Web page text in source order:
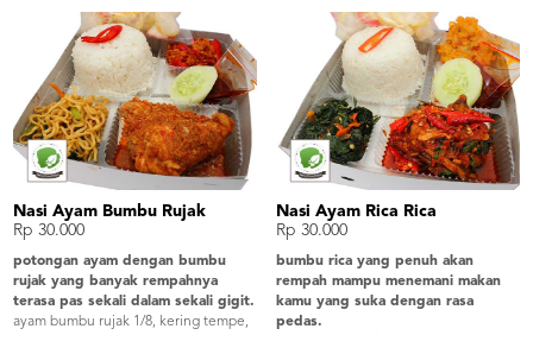
Nasi Ayam Bumbu Rujak
Rp 30.000
potongan ayam dengan bumbu
rujak yang banyak rempahnya
terasa pas sekali dalam sekali gigit.
ayam bumbu rujak 1/8, kering tempe,
Nasi Ayam Rica Rica
Rp 30.000
bumbu rica yang penuh akan
rempah mampu menemani makan
kamu yang suka dengan rasa
pedas.